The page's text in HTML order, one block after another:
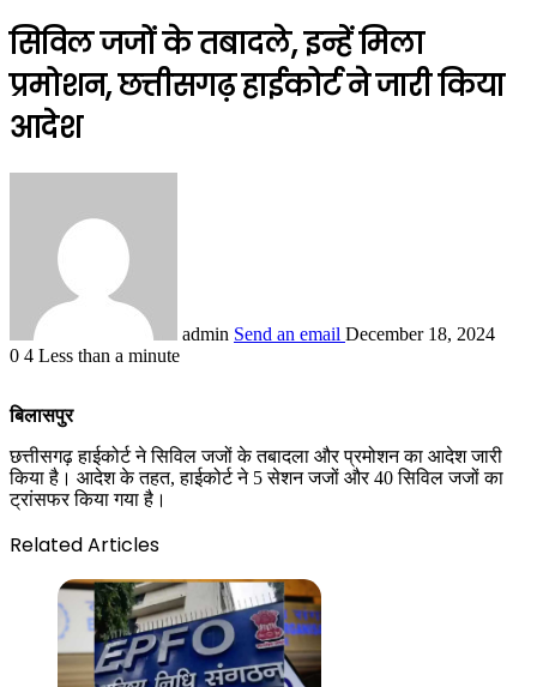
सिविल जजों के तबादले, इन्हें मिला
प्रमोशन, छत्तीसगढ़ हाईकोर्ट ने जारी किया
आदेश
admin Send an email December 18, 2024
0 4 Less than a minute
बिलासपुर
छत्तीसगढ़ हाईकोर्ट ने सिविल जजों के तबादला और प्रमोशन का आदेश जारी
किया है। आदेश के तहत, हाईकोर्ट ने 5 सेशन जजों और 40 सिविल जजों का
ट्रांसफर किया गया है।
Related Articles